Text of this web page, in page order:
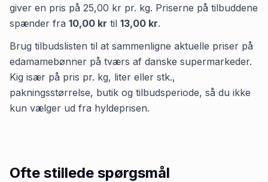
giver en pris på 25,00 kr pr. kg. Priserne på tilbuddene
spænder fra 10,00 kr til 13,00 kr.
Brug tilbudslisten til at sammenligne aktuelle priser på
edamamebønner på tværs af danske supermarkeder.
Kig især på pris pr. kg, liter eller stk.,
pakningsstørrelse, butik og tilbudsperiode, så du ikke
kun vælger ud fra hyldeprisen.
Ofte stillede spørgsmål